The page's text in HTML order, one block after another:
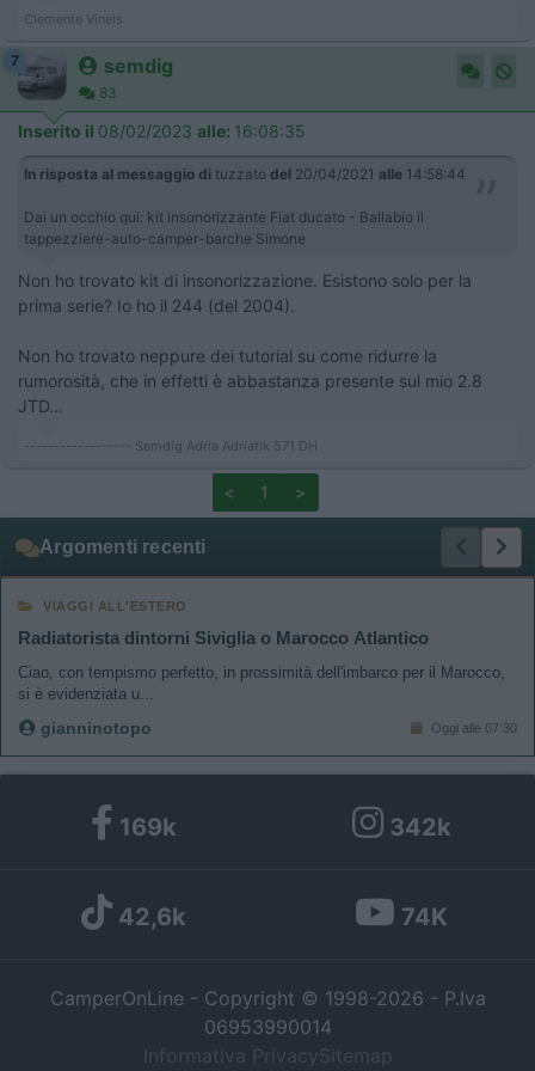
Clemente Vineis
7 semdig
83
Inserito il 08/02/2023 alle: 16:08:35
In risposta al messaggio di tuzzato del 20/04/2021 alle 14:58:44
Dai un occhio qui: kit insonorizzante Fiat ducato - Ballabio il
tappezziere-auto-camper-barche Simone
Non ho trovato kit di insonorizzazione. Esistono solo per la
prima serie? Io ho il 244 (del 2004).
Non ho trovato neppure dei tutorial su come ridurre la
rumorosità, che in effetti è abbastanza presente sul mio 2.8
JTD...
------------------ Semdig Adria Adriatik 571 DH
< 1 >
Argomenti recenti
VIAGGI ALL'ESTERO
Radiatorista dintorni Siviglia o Marocco Atlantico
Ciao, con tempismo perfetto, in prossimità dell'imbarco per il Marocco,
si è evidenziata u...
gianninotopo Oggi alle 07:30
169k 342k
42,6k 74K
CamperOnLine - Copyright © 1998-2026 - P.Iva
06953990014
Informativa Privacy Sitemap